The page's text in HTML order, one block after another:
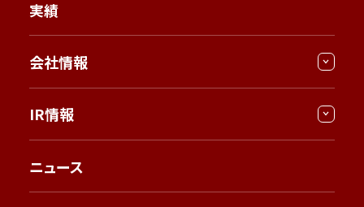
実績
会社情報
IR情報
ニュース